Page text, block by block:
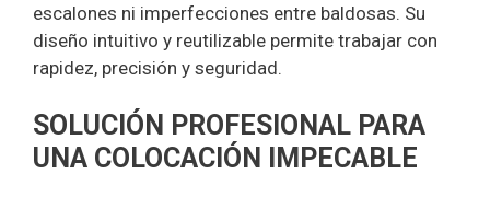
escalones ni imperfecciones entre baldosas. Su
diseño intuitivo y reutilizable permite trabajar con
rapidez, precisión y seguridad.
SOLUCIÓN PROFESIONAL PARA
UNA COLOCACIÓN IMPECABLE